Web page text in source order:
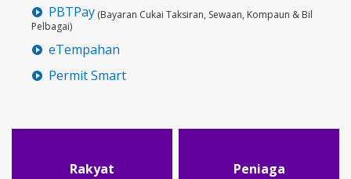
PBTPay (Bayaran Cukai Taksiran, Sewaan, Kompaun & Bil
Pelbagai)
eTempahan
Permit Smart
Rakyat Peniaga